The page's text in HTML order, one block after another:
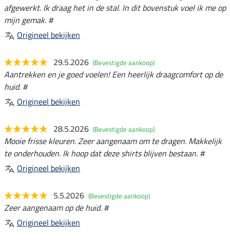
afgewerkt. Ik draag het in de stal. In dit bovenstuk voel ik me op
mijn gemak. #
Origineel bekijken
29.5.2026 (Bevestigde aankoop)
Aantrekken en je goed voelen! Een heerlijk draagcomfort op de
huid. #
Origineel bekijken
28.5.2026 (Bevestigde aankoop)
Mooie frisse kleuren. Zeer aangenaam om te dragen. Makkelijk
te onderhouden. Ik hoop dat deze shirts blijven bestaan. #
Origineel bekijken
5.5.2026 (Bevestigde aankoop)
Zeer aangenaam op de huid. #
Origineel bekijken